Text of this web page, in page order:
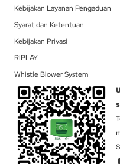
Kebijakan Layanan Pengaduan
Syarat dan Ketentuan
Kebijakan Privasi
RIPLAY
Whistle Blower System